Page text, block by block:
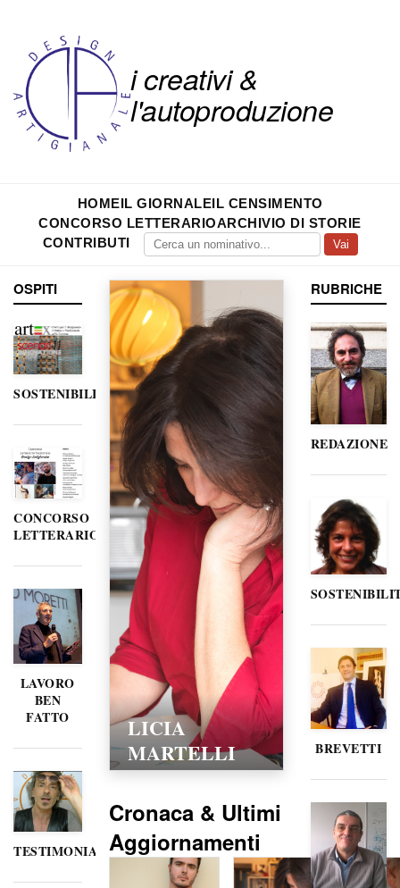
i creativi &
l'autoproduzione
HOMEIL GIORNALEIL CENSIMENTO
CONCORSO LETTERARIOARCHIVIO DI STORIE
CONTRIBUTI
Vai
OSPITI
SOSTENIBILITÀ
CONCORSO
LETTERARIO
LAVORO
BEN
FATTO
TESTIMONIANZE
LICIA
MARTELLI
Cronaca & Ultimi
Aggiornamenti
RUBRICHE
REDAZIONE
BREVETTI